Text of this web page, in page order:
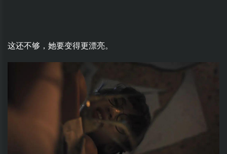
这还不够，她要变得更漂亮。